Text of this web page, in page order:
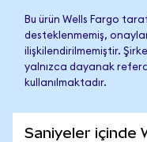
Bu ürün Wells Fargo
desteklenmemiş,
ilişkilendirilmemiştir.
yalnızca dayanak
kullanılmaktadır.
Saniyeler içinde